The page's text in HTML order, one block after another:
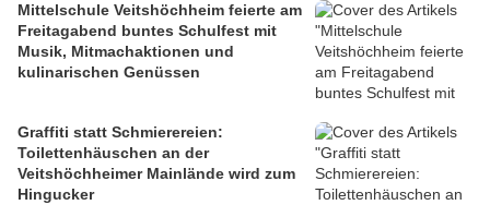
Mittelschule Veitshöchheim feierte am
Freitagabend buntes Schulfest mit
Musik, Mitmachaktionen und
kulinarischen Genüssen
Graffiti statt Schmierereien:
Toilettenhäuschen an der
Veitshöchheimer Mainlände wird zum
Hingucker